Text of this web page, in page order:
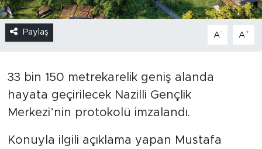
Paylaş A- A+
33 bin 150 metrekarelik geniş alanda
hayata geçirilecek Nazilli Gençlik
Merkezi’nin protokolü imzalandı.
Konuyla ilgili açıklama yapan Mustafa